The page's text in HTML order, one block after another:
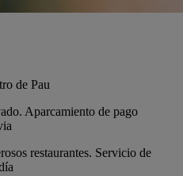
de Pau
Aparcamiento de pago
restaurantes. Servicio de